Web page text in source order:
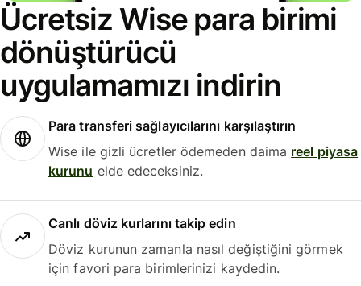
Ücretsiz Wise para birimi
dönüştürücü
uygulamamızı indirin
Para transferi sağlayıcılarını karşılaştırın
Wise ile gizli ücretler ödemeden daima reel piyasa
kurunu elde edeceksiniz.
Canlı döviz kurlarını takip edin
Döviz kurunun zamanla nasıl değiştiğini görmek
için favori para birimlerinizi kaydedin.